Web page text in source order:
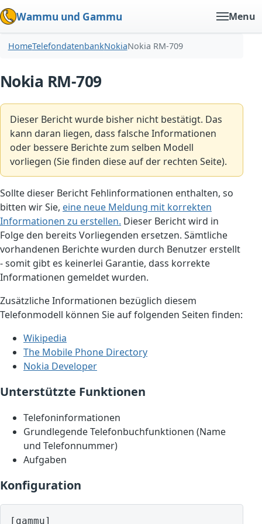
Wammu und Gammu Menu
HomeTelefondatenbankNokiaNokia RM-709
Nokia RM-709
Dieser Bericht wurde bisher nicht bestätigt. Das
kann daran liegen, dass falsche Informationen
oder bessere Berichte zum selben Modell
vorliegen (Sie finden diese auf der rechten Seite).
Sollte dieser Bericht Fehlinformationen enthalten, so
bitten wir Sie, eine neue Meldung mit korrekten
Informationen zu erstellen. Dieser Bericht wird in
Folge den bereits Vorliegenden ersetzen. Sämtliche
vorhandenen Berichte wurden durch Benutzer erstellt
- somit gibt es keinerlei Garantie, dass korrekte
Informationen gemeldet wurden.
Zusätzliche Informationen bezüglich diesem
Telefonmodell können Sie auf folgenden Seiten finden:
Wikipedia
The Mobile Phone Directory
Nokia Developer
Unterstützte Funktionen
Telefoninformationen
Grundlegende Telefonbuchfunktionen (Name
und Telefonnummer)
Aufgaben
Konfiguration
[gammu]